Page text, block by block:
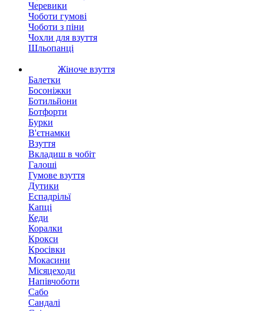
Черевики
Чоботи гумові
Чоботи з піни
Чохли для взуття
Шльопанці
Жіноче взуття
Балетки
Босоніжки
Ботильйони
Ботфорти
Бурки
В'єтнамки
Взуття
Вкладиш в чобіт
Галоші
Гумове взуття
Дутики
Еспадрільї
Капці
Кеди
Коралки
Крокси
Кросівки
Мокасини
Місяцеходи
Напівчоботи
Сабо
Сандалі